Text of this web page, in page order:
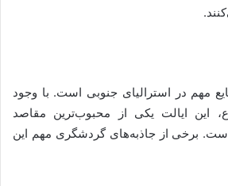
مهم در استرالیای جنوبی است. با وجود
این ایالت یکی از محبوب‌ترین مقاصد
برخی از جاذبه‌های گردشگری مهم این